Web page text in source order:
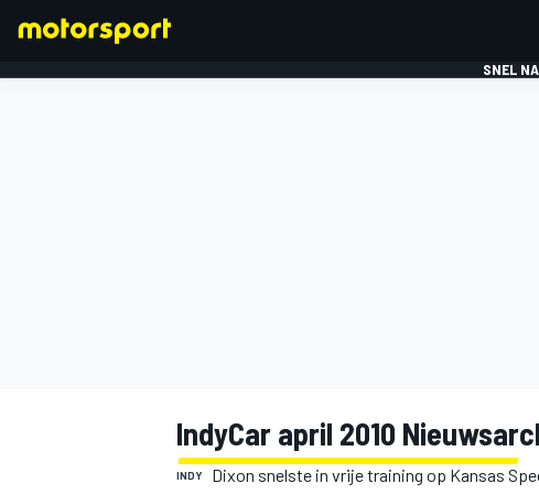
SNEL
IndyCar april 2010
INDY Dixon snelste in vrije training op Kansas